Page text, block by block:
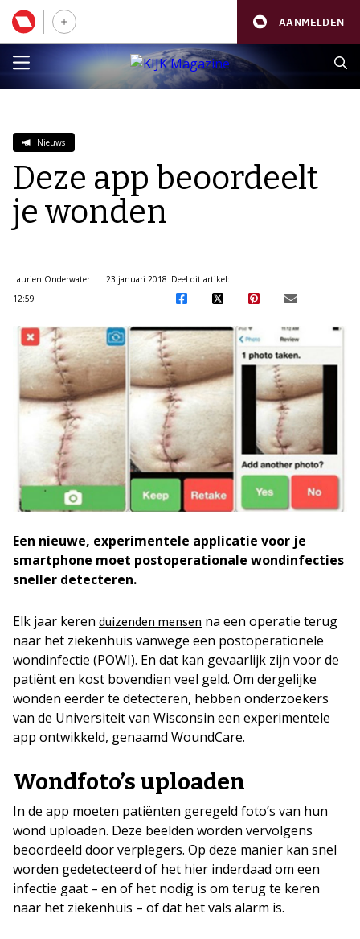
AANMELDEN
Nieuws
Deze app beoordeelt
je wonden
Laurien Onderwater
23 januari 2018
12:59
Deel dit artikel:
Een nieuwe, experimentele applicatie voor je
smartphone moet postoperationale wondinfecties
sneller detecteren.
Elk jaar keren duizenden mensen na een operatie terug
naar het ziekenhuis vanwege een postoperationele
wondinfectie (POWI). En dat kan gevaarlijk zijn voor de
patiënt en kost bovendien veel geld. Om dergelijke
wonden eerder te detecteren, hebben onderzoekers
van de Universiteit van Wisconsin een experimentele
app ontwikkeld, genaamd WoundCare.
Wondfoto’s uploaden
In de app moeten patiënten geregeld foto’s van hun
wond uploaden. Deze beelden worden vervolgens
beoordeeld door verplegers. Op deze manier kan snel
worden gedetecteerd of het hier inderdaad om een
infectie gaat – en of het nodig is om terug te keren
naar het ziekenhuis – of dat het vals alarm is.